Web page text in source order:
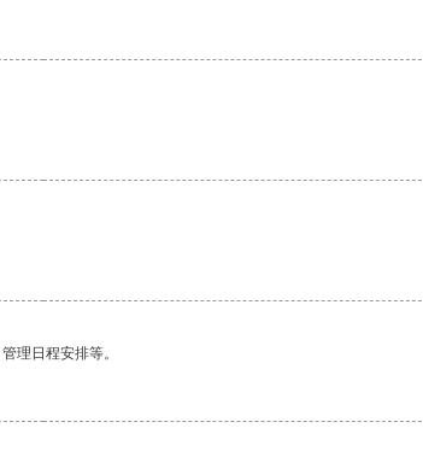
理日程安排等。